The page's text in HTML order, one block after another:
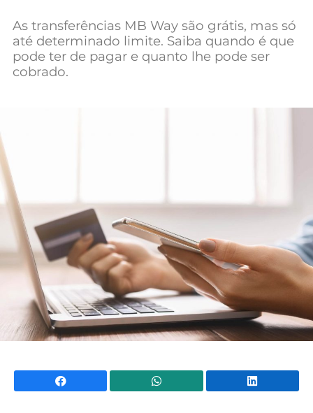
Negócios
Mundial 2026
As transferências MB Way são grátis, mas só
até determinado limite. Saiba quando é que
pode ter de pagar e quanto lhe pode ser
cobrado.
Facebook WhatsApp